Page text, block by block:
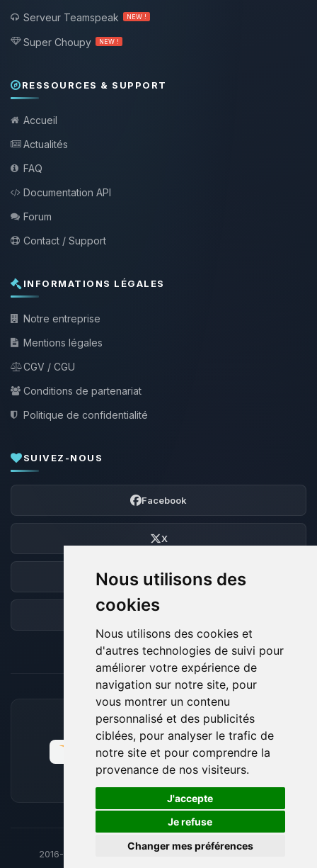
Nous utilisons des
cookies
Nous utilisons des cookies et
d'autres technologies de suivi pour
améliorer votre expérience de
navigation sur notre site, pour
vous montrer un contenu
personnalisé et des publicités
ciblées, pour analyser le trafic de
notre site et pour comprendre la
provenance de nos visiteurs.
J'accepte
Je refuse
Changer mes préférences
Serveur Teamspeak
NEW !
Super Choupy NEW !
RESSOURCES & SUPPORT
Accueil
Actualités
FAQ
Documentation API
Forum
Contact / Support
INFORMATIONS LÉGALES
Notre entreprise
Mentions légales
CGV / CGU
Conditions de partenariat
Politique de confidentialité
SUIVEZ-NOUS
Facebook
X
Discord
Forum
MOYENS DE PAIEMENT ACCEPTÉS
2016-26 © BoxToPlay - ByteLogic tous droits réservés
🍪